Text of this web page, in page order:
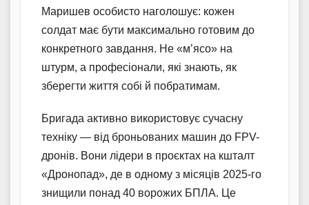
Маришев особисто наголошує: кожен
солдат має бути максимально готовим до
конкретного завдання. Не «м’ясо» на
штурм, а професіонали, які знають, як
зберегти життя собі й побратимам.
Бригада активно використовує сучасну
техніку — від броньованих машин до FPV-
дронів. Вони лідери в проєктах на кшталт
«Дронопад», де в одному з місяців 2025-го
знищили понад 40 ворожих БПЛА. Це